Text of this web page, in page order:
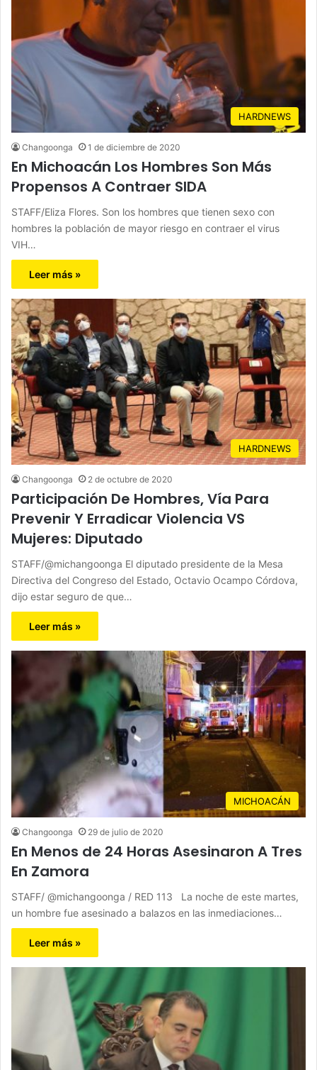
HARDNEWS
Changoonga 1 de diciembre de 2020
En Michoacán Los Hombres Son Más
Propensos A Contraer SIDA
STAFF/Eliza Flores. Son los hombres que tienen sexo con
hombres la población de mayor riesgo en contraer el virus
VIH…
Leer más »
HARDNEWS
Changoonga 2 de octubre de 2020
Participación De Hombres, Vía Para
Prevenir Y Erradicar Violencia VS
Mujeres: Diputado
STAFF/@michangoonga El diputado presidente de la Mesa
Directiva del Congreso del Estado, Octavio Ocampo Córdova,
dijo estar seguro de que…
Leer más »
MICHOACÁN
Changoonga 29 de julio de 2020
En Menos de 24 Horas Asesinaron A Tres
En Zamora
STAFF/ @michangoonga / RED 113 La noche de este martes,
un hombre fue asesinado a balazos en las inmediaciones…
Leer más »